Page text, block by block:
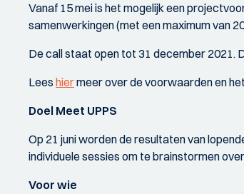
Vanaf 15 mei is het mogelijk een
samenwerkingen (met een maximum van
De call staat open tot 31 december 2021.
Lees hiermeer over de voorwaarden en
Doel Meet UPPS
Op 21 juni worden de resultaten van
individuele sessies om te brainstormen
Voor wie